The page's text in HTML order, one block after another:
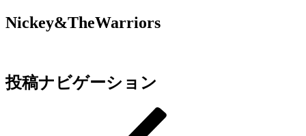
Nickey&TheWarriors
投稿ナビゲーション